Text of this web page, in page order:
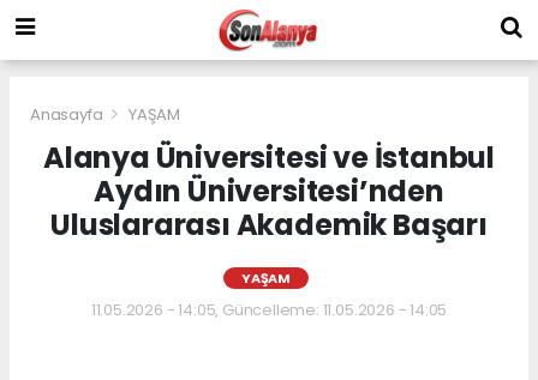
Anasayfa YAŞAM
Alanya Üniversitesi ve İstanbul
Aydın Üniversitesi’nden
Uluslararası Akademik Başarı
YAŞAM
11.05.2026 - 14:05, Güncelleme: 11.05.2026 - 14:05